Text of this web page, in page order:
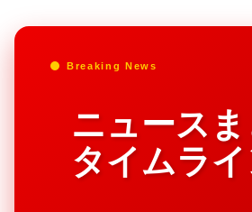
Breaking News
ニュース
タイムラ